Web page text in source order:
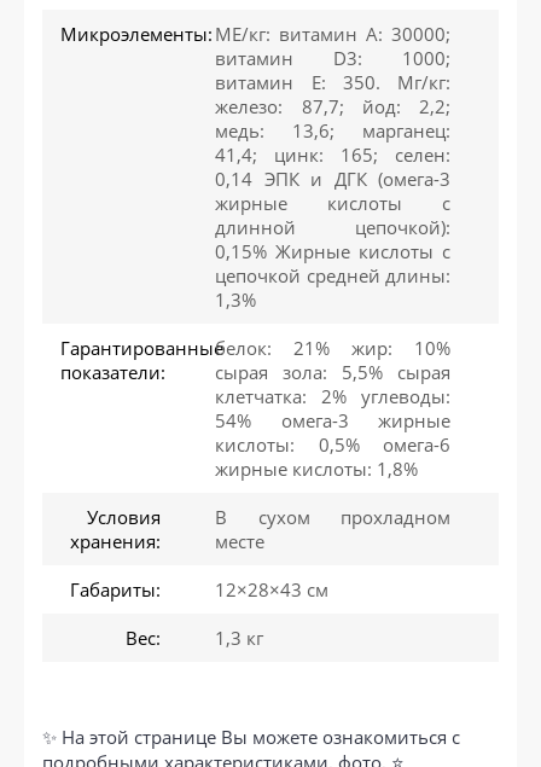
Микроэлементы: МЕ/кг: витамин А: 30000;
витамин D3: 1000;
витамин E: 350. Мг/кг:
железо: 87,7; йод: 2,2;
медь: 13,6; марганец:
41,4; цинк: 165; селен:
0,14 ЭПК и ДГК (омега-3
жирные кислоты с
длинной цепочкой):
0,15% Жирные кислоты с
цепочкой средней длины:
1,3%
Гарантированные
показатели:
белок: 21% жир: 10%
сырая зола: 5,5% сырая
клетчатка: 2% углеводы:
54% омега-3 жирные
кислоты: 0,5% омега-6
жирные кислоты: 1,8%
Условия
хранения:
В сухом прохладном
месте
Габариты:
12×28×43 см
Вес:
1,3 кг
✨ На этой странице Вы можете ознакомиться с